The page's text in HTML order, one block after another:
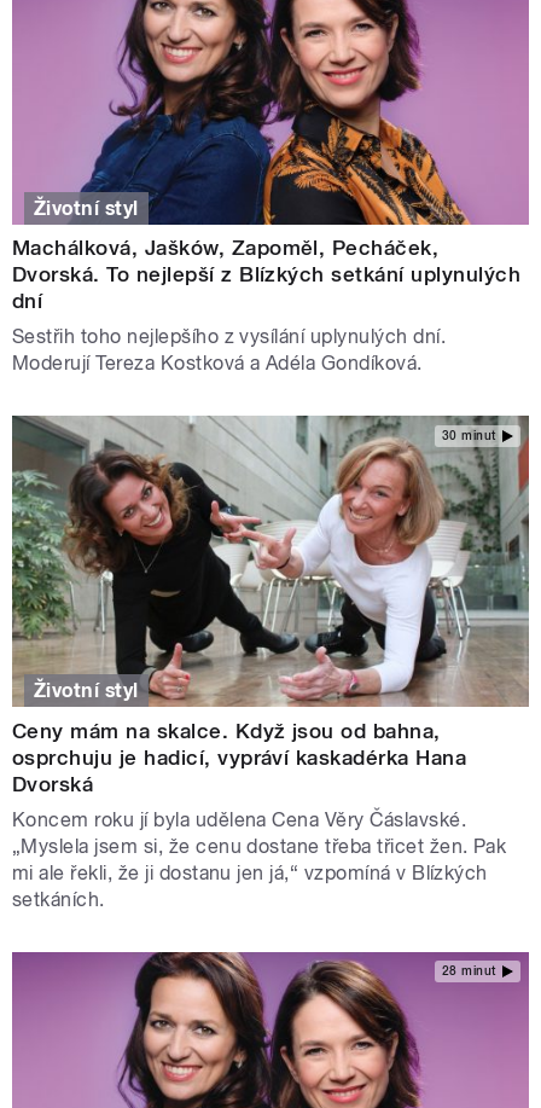
Životní styl
Machálková, Jašków, Zapoměl, Pecháček,
Dvorská. To nejlepší z Blízkých setkání uplynulých
dní
Sestřih toho nejlepšího z vysílání uplynulých dní.
Moderují Tereza Kostková a Adéla Gondíková.
30 minut
Životní styl
Ceny mám na skalce. Když jsou od bahna,
osprchuju je hadicí, vypráví kaskadérka Hana
Dvorská
Koncem roku jí byla udělena Cena Věry Čáslavské.
„Myslela jsem si, že cenu dostane třeba třicet žen. Pak
mi ale řekli, že ji dostanu jen já,“ vzpomíná v Blízkých
setkáních.
28 minut